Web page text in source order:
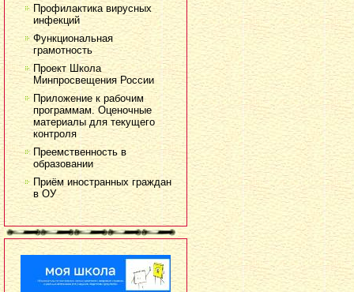
Профилактика вирусных
инфекций
Функциональная
грамотность
Проект Школа
Минпросвещения России
Приложение к рабочим
программам. Оценочные
материалы для текущего
контроля
Преемственность в
образовании
Приём иностранных граждан
в ОУ